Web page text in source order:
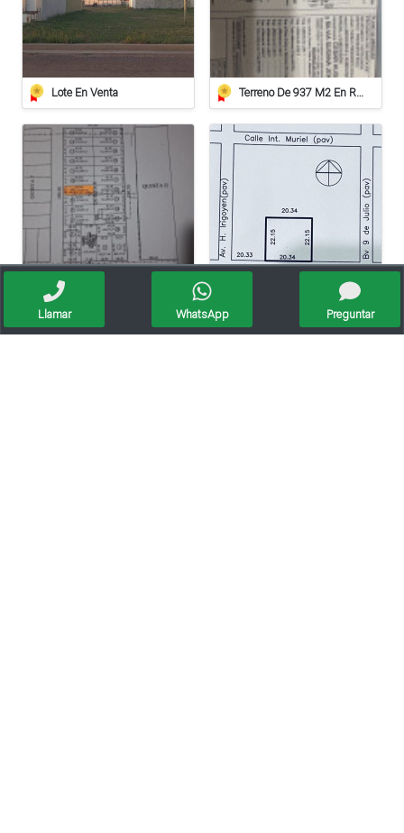
Lote En Venta Terreno De 937 M2 En Roca
Lote Barrio El Bosque A 20 Metros De Av. Irigoyen
Llamar WhatsApp Preguntar